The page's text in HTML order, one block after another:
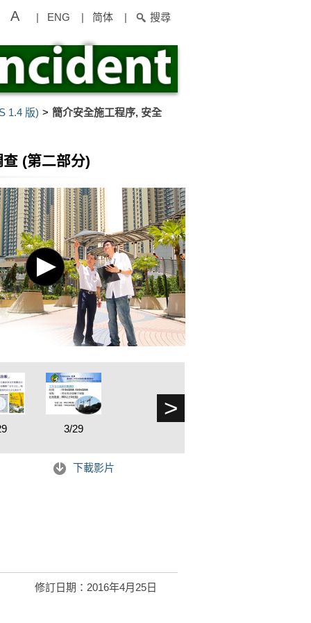
A | ENG | 简体 | 搜尋
1.4 版) 簡介安全施工程序, 安全
(第二部分)
3/29
>
下載影片
修訂日期：2016年4月25日